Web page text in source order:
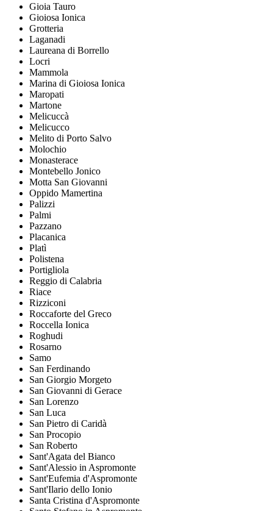
Gioia Tauro
Gioiosa Ionica
Grotteria
Laganadi
Laureana di Borrello
Locri
Mammola
Marina di Gioiosa Ionica
Maropati
Martone
Melicuccà
Melicucco
Melito di Porto Salvo
Molochio
Monasterace
Montebello Jonico
Motta San Giovanni
Oppido Mamertina
Palizzi
Palmi
Pazzano
Placanica
Platì
Polistena
Portigliola
Reggio di Calabria
Riace
Rizziconi
Roccaforte del Greco
Roccella Ionica
Roghudi
Rosarno
Samo
San Ferdinando
San Giorgio Morgeto
San Giovanni di Gerace
San Lorenzo
San Luca
San Pietro di Caridà
San Procopio
San Roberto
Sant'Agata del Bianco
Sant'Alessio in Aspromonte
Sant'Eufemia d'Aspromonte
Sant'Ilario dello Ionio
Santa Cristina d'Aspromonte